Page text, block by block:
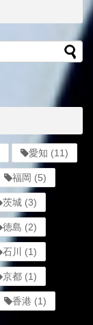
愛知 (11)
福岡 (5)
茨城 (3)
徳島 (2)
石川 (1)
京都 (1)
香港 (1)